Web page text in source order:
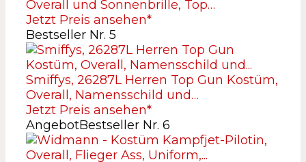
Overall und Sonnenbrille, Top…
Jetzt Preis ansehen*
Bestseller Nr. 5
Smiffys, 26287L Herren Top Gun Kostüm,
Overall, Namensschild und…
Jetzt Preis ansehen*
AngebotBestseller Nr. 6